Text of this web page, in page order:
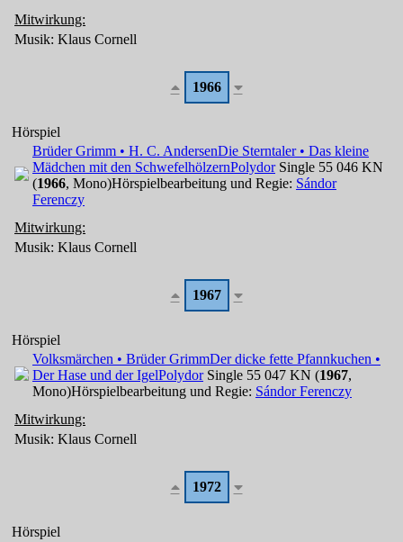
Mitwirkung:
Musik: Klaus Cornell
1966
Hörspiel
Brüder Grimm • H. C. AndersenDie Sterntaler • Das kleine
Mädchen mit den SchwefelhölzernPolydorSingle 55 046 KN
(1966, Mono)Hörspielbearbeitung und Regie: Sándor
Ferenczy
Mitwirkung:
Musik: Klaus Cornell
1967
Hörspiel
Volksmärchen • Brüder GrimmDer dicke fette Pfannkuchen •
Der Hase und der IgelPolydorSingle 55 047 KN (1967,
Mono)Hörspielbearbeitung und Regie: Sándor Ferenczy
Mitwirkung:
Musik: Klaus Cornell
1972
Hörspiel